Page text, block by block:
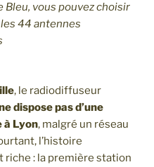
vous pouvez choisir
44 antennes
, le radiodiffuseur
dispose pas d’une
à Lyon, malgré un réseau
l’histoire
riche : la première station